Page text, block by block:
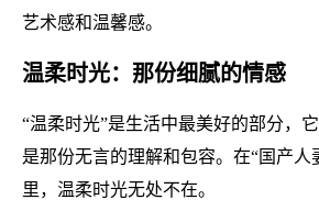
艺术感和温馨感。
温柔时光：那份细腻的情感
“温柔时光”是生活中最美好的部分，
是那份无言的理解和包容。在“国产人
里，温柔时光无处不在。